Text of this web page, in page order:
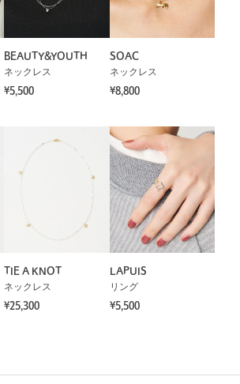
BEAUTY&YOUTH
ネックレス
¥5,500
SOAC
ネックレス
¥8,800
TIE A KNOT
ネックレス
¥25,300
LAPUIS
リング
¥5,500